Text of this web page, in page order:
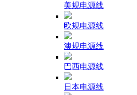
美规电源线
欧规电源线
澳规电源线
巴西电源线
日本电源线